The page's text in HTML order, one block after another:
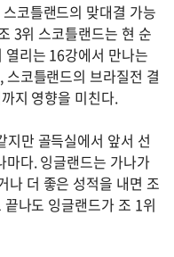
코틀랜드의 맞대결 가능
3위 스코틀랜드는 현 순
리는 16강에서 만나는
코틀랜드의 브라질전 결
지 영향을 미친다.
만 골득실에서 앞서 선
다. 잉글랜드는 가나가
나 더 좋은 성적을 내면 조
나도 잉글랜드가 조 1위